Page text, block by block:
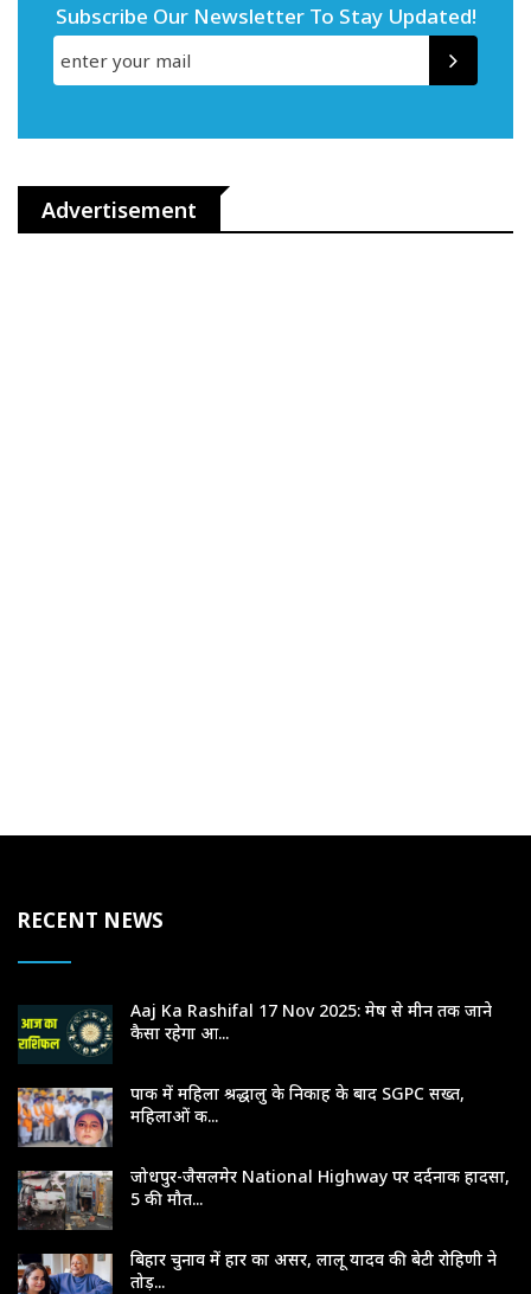
Subscribe Our Newsletter To Stay Updated!
Advertisement
RECENT NEWS
Aaj Ka Rashifal 17 Nov 2025: मेष से मीन तक जाने
कैसा रहेगा आ...
पाक में महिला श्रद्धालु के निकाह के बाद SGPC सख्त,
महिलाओं क...
जोधपुर-जैसलमेर National Highway पर दर्दनाक हादसा,
5 की मौत...
बिहार चुनाव में हार का असर, लालू यादव की बेटी रोहिणी ने
तोड़...